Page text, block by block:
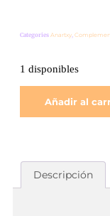
Categories Anartxy,
1 disponibles
Añadir al
Descripción